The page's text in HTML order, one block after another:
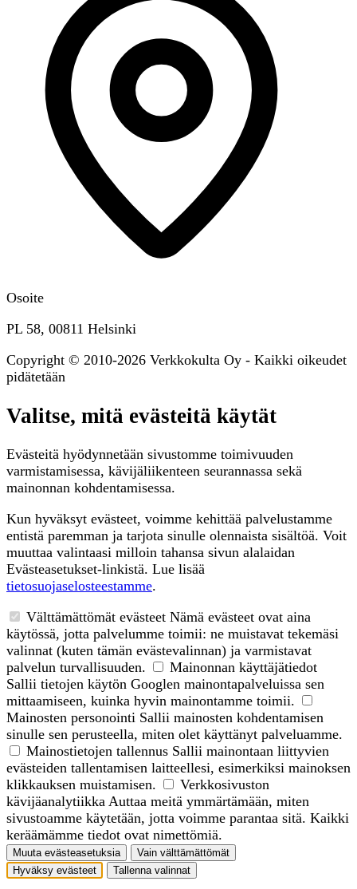
Osoite
PL 58, 00811 Helsinki
Copyright © 2010-2026 Verkkokulta Oy - Kaikki oikeudet
pidätetään
Valitse, mitä evästeitä käytät
Evästeitä hyödynnetään sivustomme toimivuuden
varmistamisessa, kävijäliikenteen seurannassa sekä
mainonnan kohdentamisessa.
Kun hyväksyt evästeet, voimme kehittää palvelustamme
entistä paremman ja tarjota sinulle olennaista sisältöä. Voit
muuttaa valintaasi milloin tahansa sivun alalaidan
Evästeasetukset-linkistä. Lue lisää
tietosuojaselosteestamme.
Välttämättömät evästeet Nämä evästeet ovat aina
käytössä, jotta palvelumme toimii: ne muistavat tekemäsi
valinnat (kuten tämän evästevalinnan) ja varmistavat
palvelun turvallisuuden.
Mainonnan käyttäjätiedot
Sallii tietojen käytön Googlen mainontapalveluissa sen
mittaamiseen, kuinka hyvin mainontamme toimii.
Mainosten personointi Sallii mainosten kohdentamisen
sinulle sen perusteella, miten olet käyttänyt palveluamme.
Mainostietojen tallennus Sallii mainontaan liittyvien
evästeiden tallentamisen laitteellesi, esimerkiksi mainoksen
klikkauksen muistamisen.
Verkkosivuston
kävijäanalytiikka Auttaa meitä ymmärtämään, miten
sivustoamme käytetään, jotta voimme parantaa sitä. Kaikki
keräämämme tiedot ovat nimettömiä.
Muuta evästeasetuksia
Vain välttämättömät
Hyväksy evästeet
Tallenna valinnat